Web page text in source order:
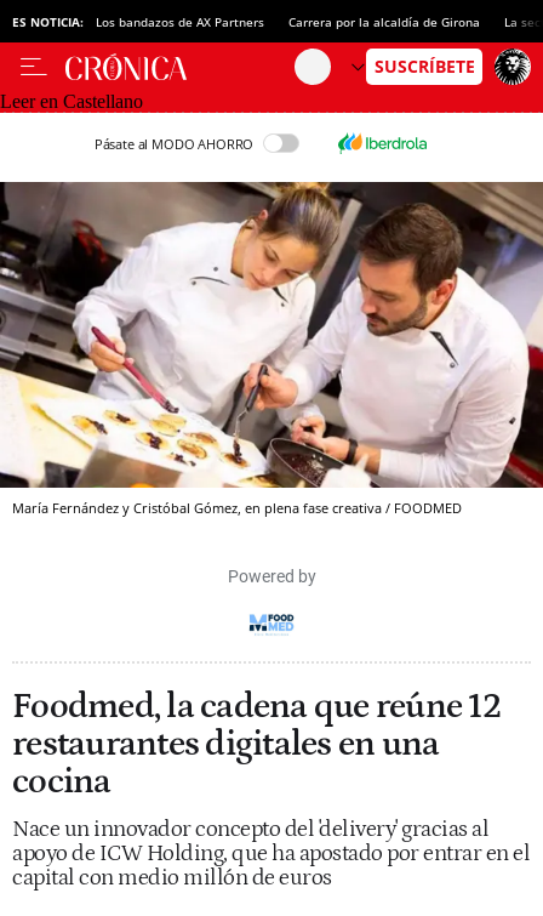
ES NOTICIA: Los bandazos de AX Partners Carrera por la alcaldía de Girona La
Leer en Castellano
Pásate al MODO AHORRO
María Fernández y Cristóbal Gómez, en plena fase creativa / FOODMED
Powered by
Foodmed, la cadena que reúne 12
restaurantes digitales en una
cocina
Nace un innovador concepto del 'delivery' gracias al
apoyo de ICW Holding, que ha apostado por entrar en el
capital con medio millón de euros